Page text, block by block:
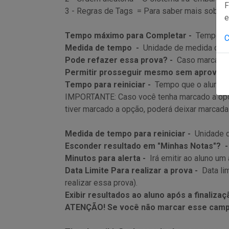
3 - Regras de Tags = Para saber mais
Tempo máximo para Completar - Tempo
Medida de tempo - Unidade de medida de
Pode refazer essa prova? - Caso
Permitir prosseguir mesmo sem
Tempo para reiniciar - Tempo que o aluno
IMPORTANTE: Caso você tenha marcado a
tiver marcado a opção, poderá deixar
Medida de tempo para reiniciar - Unidade
Esconder resultado em "Minhas Notas"? -
Minutos para alerta -
Irá emitir ao aluno
Data Limite Para realizar a prova -
Data
realizar essa prova).
Exibir resultados ao aluno após a
ATENÇÃO! Se você não marcar esse